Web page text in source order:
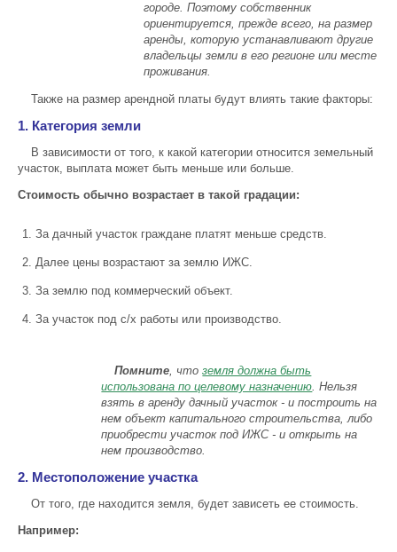
городе. Поэтому собственник
ориентируется, прежде всего, на размер
аренды, которую устанавливают другие
владельцы земли в его регионе или месте
проживания.
Также на размер арендной платы будут влиять такие факторы:
1. Категория земли
В зависимости от того, к какой категории относится земельный
участок, выплата может быть меньше или больше.
Стоимость обычно возрастает в такой градации:
За дачный участок граждане платят меньше средств.
Далее цены возрастают за землю ИЖС.
За землю под коммерческий объект.
За участок под с/х работы или производство.
Помните, чтоземля должна быть
использована по целевому назначению. Нельзя
взять в аренду дачный участок - и построить на
нем объект капитального строительства, либо
приобрести участок под ИЖС - и открыть на
нем производство.
2. Местоположение участка
От того, где находится земля, будет зависеть ее стоимость.
Например: